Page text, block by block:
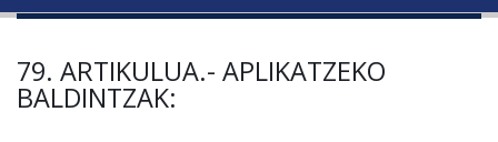
79. ARTIKULUA.- APLIKATZEKO
BALDINTZAK: